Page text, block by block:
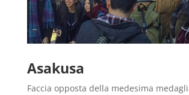
Asakusa
Faccia opposta della medesima